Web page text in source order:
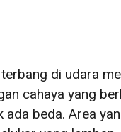
di udara
cahaya yang
beda. Area